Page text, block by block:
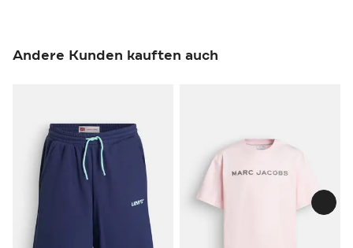
Andere Kunden kauften auch